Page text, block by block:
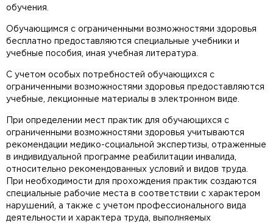
обучения.
Обучающимся с ограниченными возможностями здоровья
бесплатно предоставляются специальные учебники и
учебные пособия, иная учебная литература.
С учетом особых потребностей обучающихся с
ограниченными возможностями здоровья предоставляются
учебные, лекционные материалы в электронном виде.
При определении мест практик для обучающихся с
ограниченными возможностями здоровья учитываются
рекомендации медико-социальной экспертизы, отраженные
в индивидуальной программе реабилитации инвалида,
относительно рекомендованных условий и видов труда.
При необходимости для прохождения практик создаются
специальные рабочие места в соответствии с характером
нарушений, а также с учетом профессионального вида
деятельности и характера труда, выполняемых